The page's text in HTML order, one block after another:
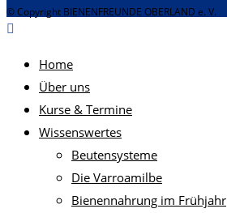
© Copyright BIENENFREUNDE OBERLAND e. V.
Home
Über uns
Kurse & Termine
Wissenswertes
Beutensysteme
Die Varroamilbe
Bienennahrung im Frühjahr